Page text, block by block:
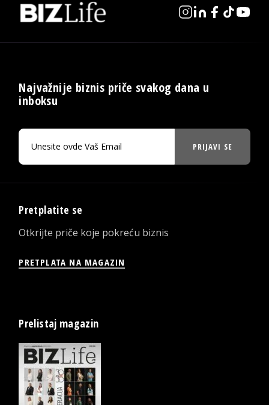
Najvažnije biznis priče svakog dana u
inboksu
PRIJAVI SE
Pretplatite se
Otkrijte priče koje pokreću biznis
PRETPLATA NA MAGAZIN
Prelistaj magazin